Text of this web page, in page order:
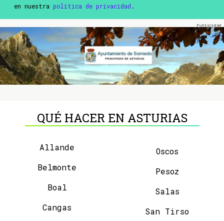
en nuestra política de privacidad .
QUÉ HACER EN ASTURIAS
Allande
Belmonte
Boal
Cangas
Oscos
Pesoz
Salas
San Tirso